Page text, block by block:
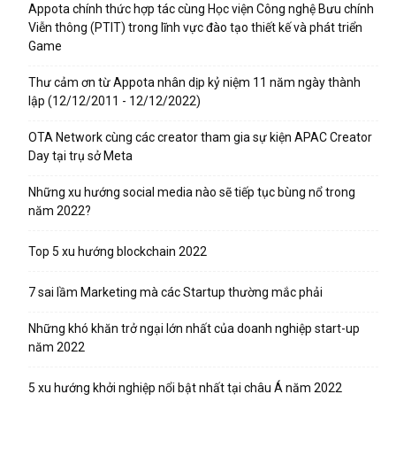
Appota chính thức hợp tác cùng Học viện Công nghệ Bưu chính
Viễn thông (PTIT) trong lĩnh vực đào tạo thiết kế và phát triển
Game
Thư cảm ơn từ Appota nhân dịp kỷ niệm 11 năm ngày thành
lập (12/12/2011 - 12/12/2022)
OTA Network cùng các creator tham gia sự kiện APAC Creator
Day tại trụ sở Meta
Những xu hướng social media nào sẽ tiếp tục bùng nổ trong
năm 2022?
Top 5 xu hướng blockchain 2022
7 sai lầm Marketing mà các Startup thường mắc phải
Những khó khăn trở ngại lớn nhất của doanh nghiệp start-up
năm 2022
5 xu hướng khởi nghiệp nổi bật nhất tại châu Á năm 2022